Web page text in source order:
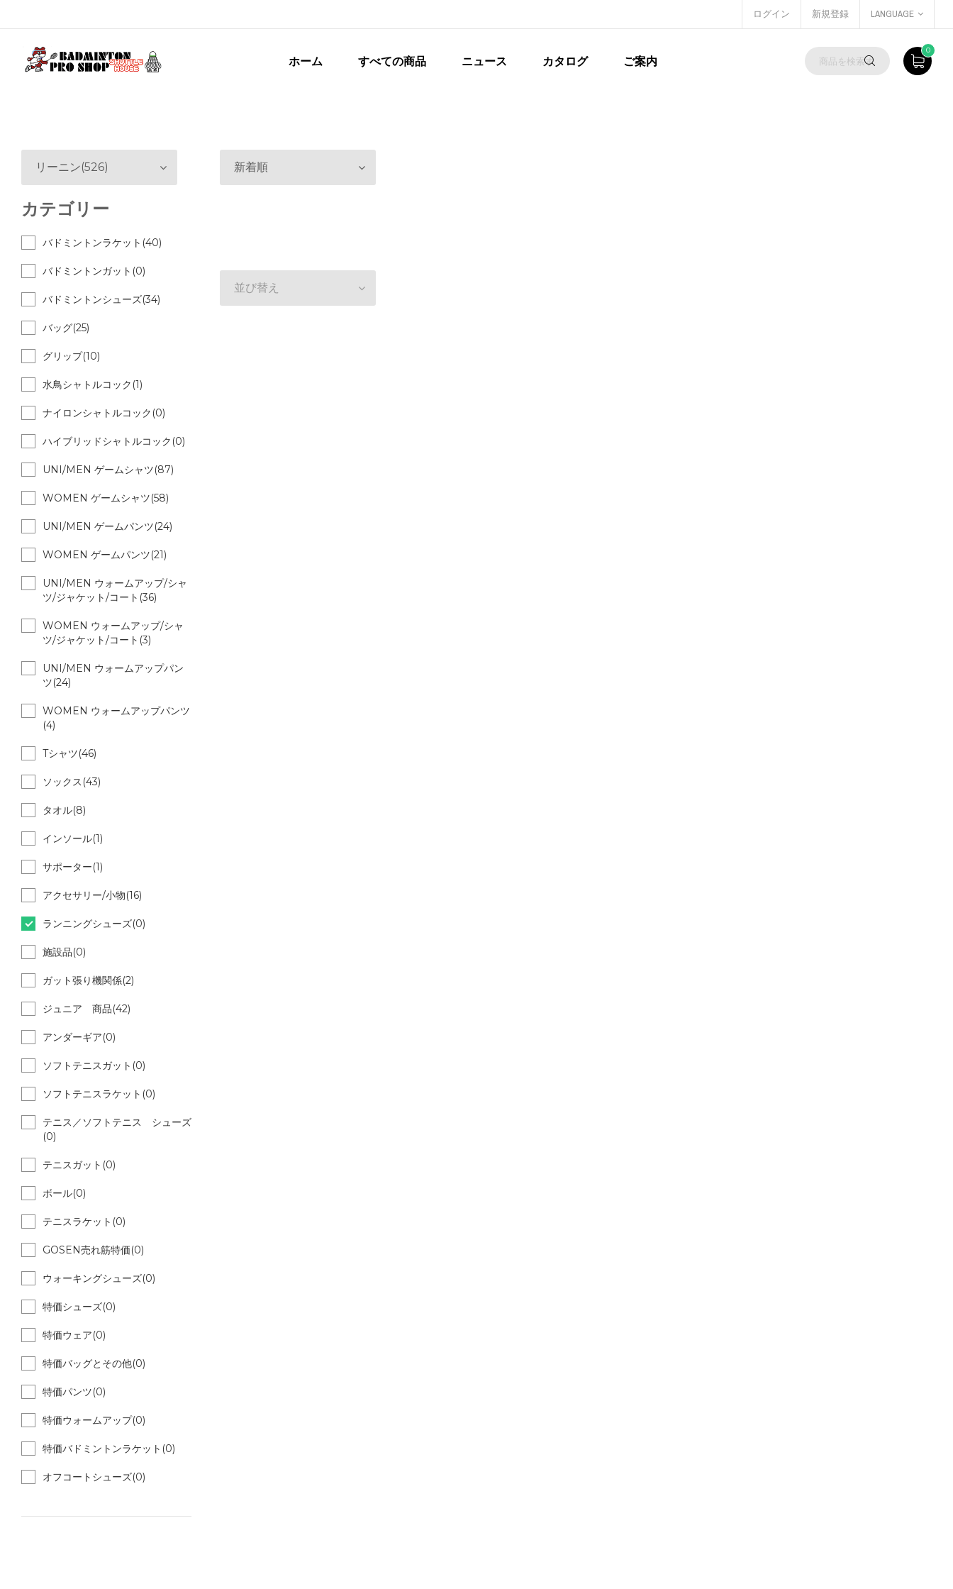
ログイン 新規登録 LANGUAGE
ホーム すべての商品 ニュース カタログ ご案内
0
新着順
並び替え
リーニン(526)
カテゴリー
バドミントンラケット(40)
バドミントンガット(0)
バドミントンシューズ(34)
バッグ(25)
グリップ(10)
水鳥シャトルコック(1)
ナイロンシャトルコック(0)
ハイブリッドシャトルコック(0)
UNI/MEN ゲームシャツ(87)
WOMEN ゲームシャツ(58)
UNI/MEN ゲームパンツ(24)
WOMEN ゲームパンツ(21)
UNI/MEN ウォームアップ/シャ
ツ/ジャケット/コート(36)
WOMEN ウォームアップ/シャ
ツ/ジャケット/コート(3)
UNI/MEN ウォームアップパン
ツ(24)
WOMEN ウォームアップパンツ
(4)
Tシャツ(46)
ソックス(43)
タオル(8)
インソール(1)
サポーター(1)
アクセサリー/小物(16)
ランニングシューズ(0)
施設品(0)
ガット張り機関係(2)
ジュニア 商品(42)
アンダーギア(0)
ソフトテニスガット(0)
ソフトテニスラケット(0)
テニス／ソフトテニス シューズ
(0)
テニスガット(0)
ボール(0)
テニスラケット(0)
GOSEN売れ筋特価(0)
ウォーキングシューズ(0)
特価シューズ(0)
特価ウェア(0)
特価バッグとその他(0)
特価パンツ(0)
特価ウォームアップ(0)
特価バドミントンラケット(0)
オフコートシューズ(0)